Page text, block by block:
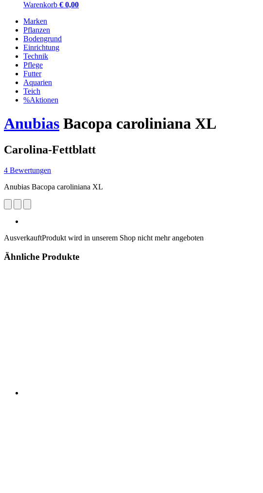
Warenkorb € 0,00
Marken
Pflanzen
Bodengrund
Einrichtung
Technik
Pflege
Futter
Aquarien
Teich
%Aktionen
Anubias Bacopa caroliniana XL
Carolina-Fettblatt
4 Bewertungen
Anubias Bacopa caroliniana XL
AusverkauftProdukt wird in unserem Shop nicht mehr angeboten
Ähnliche Produkte